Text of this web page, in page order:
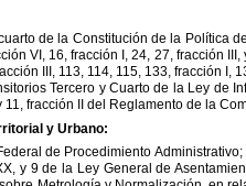
de la Constitución de la Política de
VI, 16, fracción I, 24, 27, fracción III,
III, 113, 114, 115, 133, fracción I,
Tercero y Cuarto de la Ley de
11, fracción II del Reglamento de la
y Urbano:
de Procedimiento Administrativo;
y 9 de la Ley General de